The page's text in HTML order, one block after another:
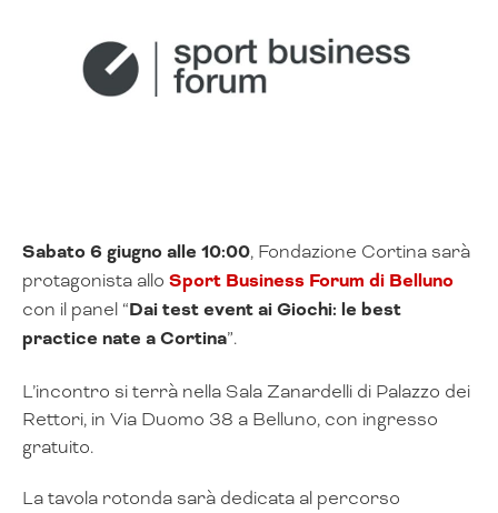
Sabato 6 giugno alle 10:00, Fondazione Cortina sarà
protagonista allo Sport Business Forum di Belluno
con il panel “Dai test event ai Giochi: le best
practice nate a Cortina”.
L’incontro si terrà nella Sala Zanardelli di Palazzo dei
Rettori, in Via Duomo 38 a Belluno, con ingresso
gratuito.
La tavola rotonda sarà dedicata al percorso